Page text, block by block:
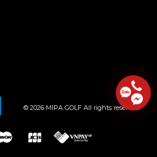
© 2026 MIPA GOLF All rights reserved